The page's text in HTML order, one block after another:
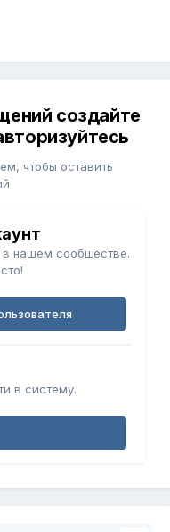
создайте
чтобы оставить
в нашем сообществе.
в систему.